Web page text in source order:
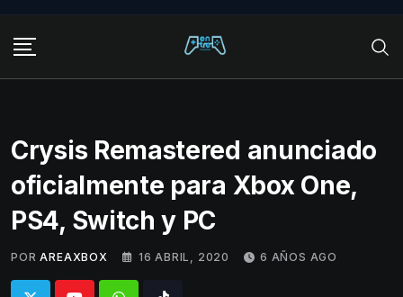
content
Crysis Remastered anunciado
oficialmente para Xbox One,
PS4, Switch y PC
POR AREAXBOX 16 ABRIL, 2020 6 AÑOS AGO